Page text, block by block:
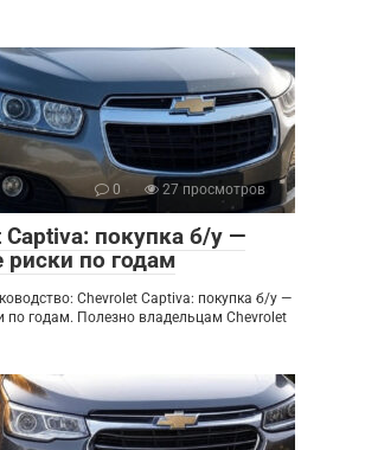
0 27 просмотров
Captiva: покупка б/у —
по годам
Chevrolet Captiva: покупка б/у —
по годам. Полезно владельцам Chevrolet